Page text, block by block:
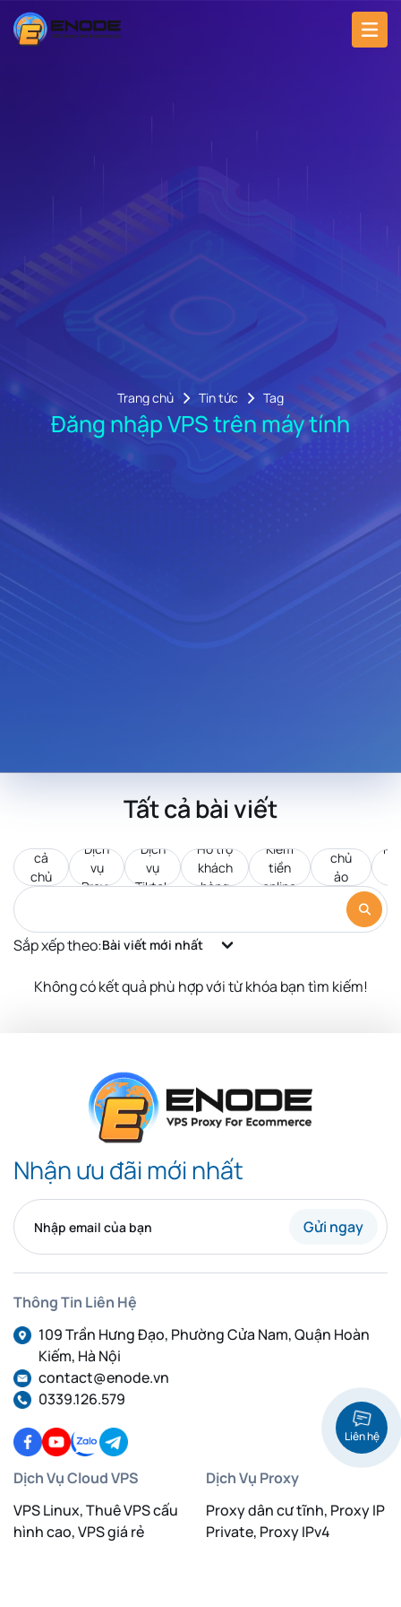
Trang chủ Tin tức Tag
Đăng nhập VPS trên máy tính
Tất cả bài viết
cả
chủ
Dịch
vụ
Proxy
Dịch
vụ
Tiktok
Hỗ trợ
khách
hàng
Kiếm
tiền
online
chủ
ảo
VPS
Sắp xếp theo:Bài viết mới nhất
Không có kết quả phù hợp với từ khóa bạn tìm kiếm!
Nhận ưu đãi mới nhất
Gửi ngay
Thông Tin Liên Hệ
109 Trần Hưng Đạo, Phường Cửa Nam, Quận Hoàn
Kiếm, Hà Nội
contact@enode.vn
0339.126.579
Dịch Vụ Cloud VPS
VPS Linux, Thuê VPS cấu
hình cao, VPS giá rẻ
Dịch Vụ Proxy
Proxy dân cư tĩnh, Proxy IP
Private, Proxy IPv4
Liên hệ